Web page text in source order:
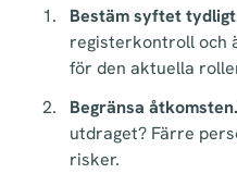
Bestäm syftet
registerkontroll och
för den aktuella
Begränsa åtkomsten.
utdraget? Färre
risker.